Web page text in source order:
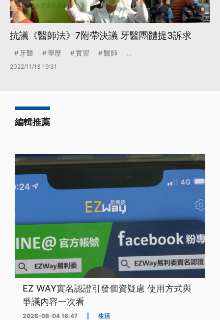
抗議《醫師法》7附帶決議 牙醫團體提3訴求
牙醫 學歷 實習 醫師 ...
2022/11/13 19:31
編輯推薦
EZ WAY實名認證引發個資疑慮 使用方式與
爭議內容一次看
2026-08-04 16:47 生活